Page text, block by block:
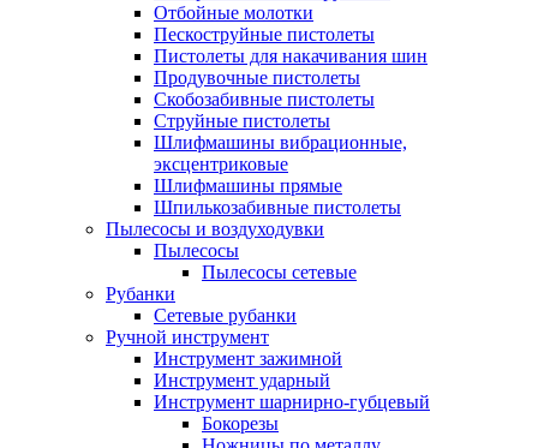
Отбойные молотки
Пескоструйные пистолеты
Пистолеты для накачивания шин
Продувочные пистолеты
Скобозабивные пистолеты
Струйные пистолеты
Шлифмашины вибрационные,
эксцентриковые
Шлифмашины прямые
Шпилькозабивные пистолеты
Пылесосы и воздуходувки
Пылесосы
Пылесосы сетевые
Рубанки
Сетевые рубанки
Ручной инструмент
Инструмент зажимной
Инструмент ударный
Инструмент шарнирно-губцевый
Бокорезы